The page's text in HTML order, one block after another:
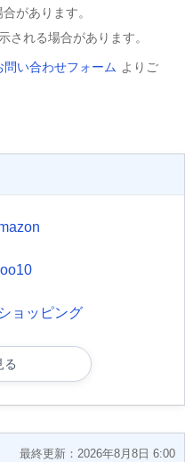
があります。
れる場合があります。
問い合わせフォーム よりご
ョッピング
る
最終更新：2026年8月8日 6:00